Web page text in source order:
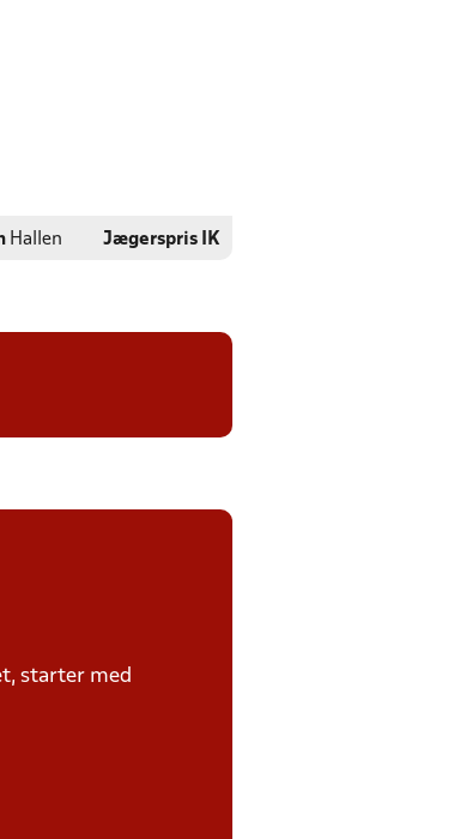
Hallen Jægerspris IK
starter med